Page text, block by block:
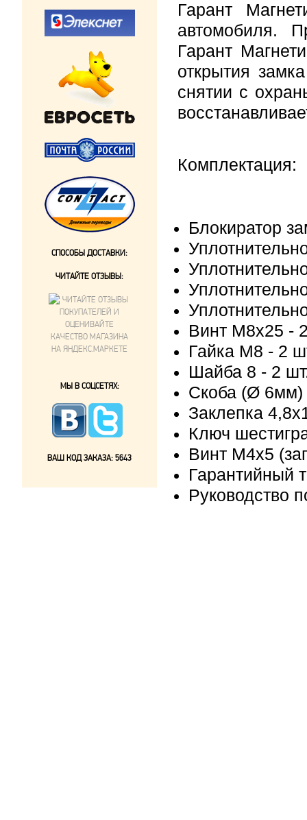
Гарант
автомобиля.
Гарант
открытия
снятии с
Комплектация:
Блокиратор
Винт М8х25 -
Гайка М8 - 2
Шайба 8 - 2
Скоба (Ø 6мм)
Заклепка
Ключ
Винт М4x5
Гарантийный
Руководство
СПОСОБЫ ДОСТАВКИ:
ЧИТАЙТЕ ОТЗЫВЫ:
МЫ В СОЦСЕТЯХ:
ВАШ КОД ЗАКАЗА: 5643